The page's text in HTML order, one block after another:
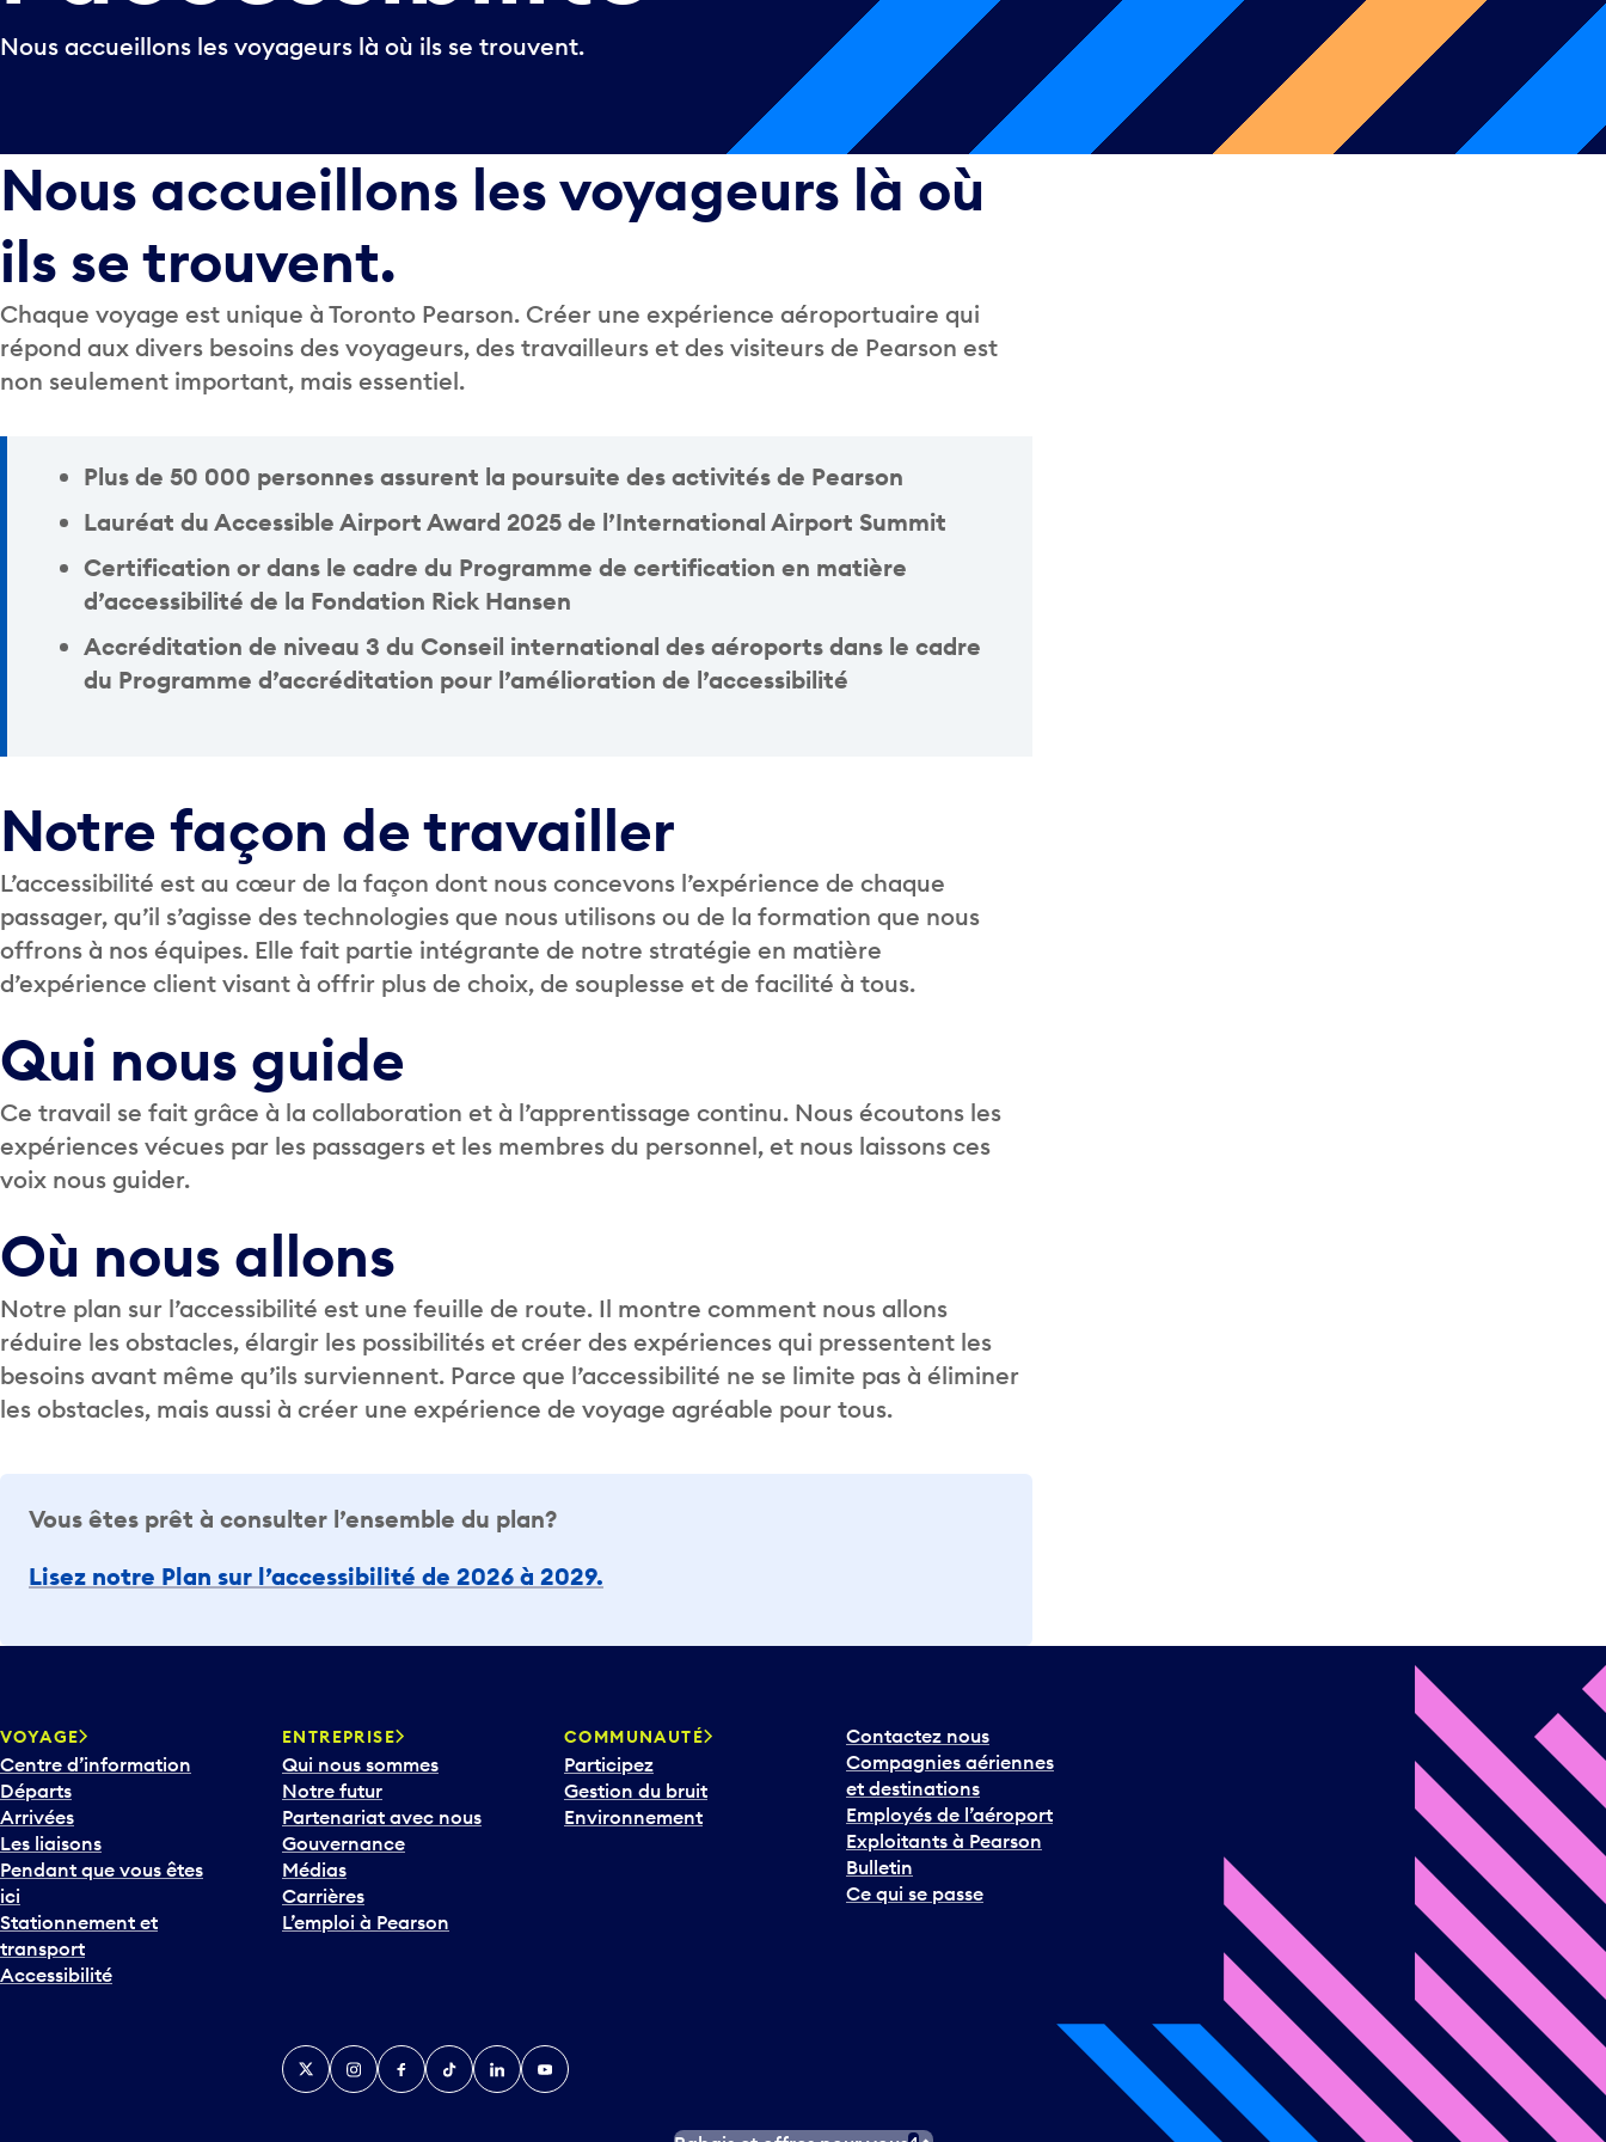
Nous accueillons les voyageurs là où ils se trouvent.
Nous accueillons les voyageurs là où
ils se trouvent.
Chaque voyage est unique à Toronto Pearson. Créer une expérience aéroportuaire qui
répond aux divers besoins des voyageurs, des travailleurs et des visiteurs de Pearson est
non seulement important, mais essentiel.
Plus de 50 000 personnes assurent la poursuite des activités de Pearson
Lauréat du Accessible Airport Award 2025 de l’International Airport Summit
Certification or dans le cadre du Programme de certification en matière
d’accessibilité de la Fondation Rick Hansen
Accréditation de niveau 3 du Conseil international des aéroports dans le cadre
du Programme d’accréditation pour l’amélioration de l’accessibilité
Notre façon de travailler
L’accessibilité est au cœur de la façon dont nous concevons l’expérience de chaque
passager, qu’il s’agisse des technologies que nous utilisons ou de la formation que nous
offrons à nos équipes. Elle fait partie intégrante de notre stratégie en matière
d’expérience client visant à offrir plus de choix, de souplesse et de facilité à tous.
Qui nous guide
Ce travail se fait grâce à la collaboration et à l’apprentissage continu. Nous écoutons les
expériences vécues par les passagers et les membres du personnel, et nous laissons ces
voix nous guider.
Où nous allons
Notre plan sur l’accessibilité est une feuille de route. Il montre comment nous allons
réduire les obstacles, élargir les possibilités et créer des expériences qui pressentent les
besoins avant même qu’ils surviennent. Parce que l’accessibilité ne se limite pas à éliminer
les obstacles, mais aussi à créer une expérience de voyage agréable pour tous.
Vous êtes prêt à consulter l’ensemble du plan?
Lisez notre Plan sur l’accessibilité de 2026 à 2029.
VOYAGE
Centre d’information
Départs
Arrivées
Les liaisons
Pendant que vous êtes
ici
Stationnement et
transport
Accessibilité
ENTREPRISE
Qui nous sommes
Notre futur
Partenariat avec nous
Gouvernance
Médias
Carrières
L’emploi à Pearson
COMMUNAUTÉ
Participez
Gestion du bruit
Environnement
Contactez nous
Compagnies aériennes
et destinations
Employés de l’aéroport
Exploitants à Pearson
Bulletin
Ce qui se passe
TwitterInstagramFacebook
TikTokLinkedInYouTube